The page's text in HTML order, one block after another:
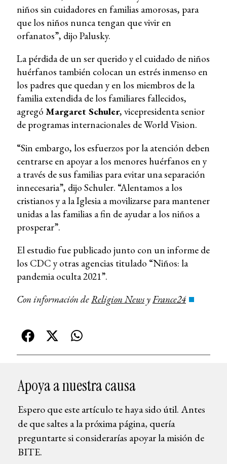
niños sin cuidadores en familias amorosas, para
que los niños nunca tengan que vivir en
orfanatos”, dijo Palusky.
La pérdida de un ser querido y el cuidado de niños
huérfanos también colocan un estrés inmenso en
los padres que quedan y en los miembros de la
familia extendida de los familiares fallecidos,
agregó Margaret Schuler, vicepresidenta senior
de programas internacionales de World Vision.
“Sin embargo, los esfuerzos por la atención deben
centrarse en apoyar a los menores huérfanos en y
a través de sus familias para evitar una separación
innecesaria”, dijo Schuler. “Alentamos a los
cristianos y a la Iglesia a movilizarse para mantener
unidas a las familias a fin de ayudar a los niños a
prosperar”.
El estudio fue publicado junto con un informe de
los CDC y otras agencias titulado “Niños: la
pandemia oculta 2021”.
Con información deReligion NewsyFrance24
Apoya a nuestra causa
Espero que este artículo te haya sido útil. Antes
de que saltes a la próxima página, quería
preguntarte si considerarías apoyar la misión de
BITE.